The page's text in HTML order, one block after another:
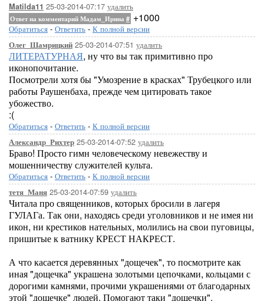
Matilda11 25-03-2014-07:17 удалить
Ответ на комментарий Мадам_Ирина # +1000
Обратиться - Ответить - К полной версии
Олег_Шамрицкий 25-03-2014-07:51 удалить
ЛИТЕРАТУРНАЯ, ну что вы так примитивно про
иконопочитание.
Посмотрели хотя бы "Умозрение в красках" Трубецкого или
работы Раушенбаха, прежде чем цитировать такое
убожество.
:(
Обратиться - Ответить - К полной версии
Александр_Рихтер 25-03-2014-07:52 удалить
Браво! Просто гимн человеческому невежеству и
мошенничеству служителей культа.
Обратиться - Ответить - К полной версии
тетя_Маня 25-03-2014-07:59 удалить
Читала про священников, которых бросили в лагеря
ГУЛАГа. Так они, находясь среди уголовников и не имея ни
икон, ни крестиков нательных, молились на свои пуговицы,
пришитые к ватнику КРЕСТ НАКРЕСТ.
А что касается деревянных "дощечек", то посмотрите как
иная "дощечка" украшена золотыми цепочками, кольцами с
дорогими камнями, прочими украшениями от благодарных
этой "дощечке" людей. Помогают таки "дощечки".